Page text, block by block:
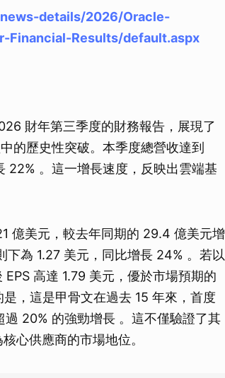
details/2026/Oracle-
Financial-Results/default.aspx
財年第三季度的財務報告，展現了
的歷史性突破。本季度總營收達到
22% 。這一增長速度，反映出雲端基
億美元，較去年同期的 29.4 億美元增
下為 1.27 美元，同比增長 24% 。若以
高達 1.79 美元，優於市場預期的
，這是甲骨文在過去 15 年來，首度
20% 的強勁增長 。這不僅驗證了其
心供應商的市場地位。